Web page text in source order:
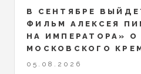
В СЕНТЯБРЕ
ФИЛЬМ АЛЕКСЕЯ
НА ИМПЕРАТОРА» О
МОСКОВСКОГО
05.08.2026